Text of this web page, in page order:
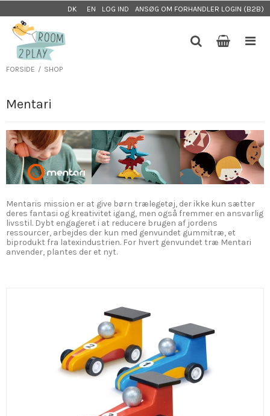
DK EN LOG IND ANSØG OM FORHANDLER LOGIN (B2B)
FORSIDE / SHOP
Mentari
Mentaris mission er at give børn trælegetøj, der ikke kun sætter
deres fantasi og kreativitet igang, men også fremmer en ansvarlig
livsstil. Dybt engageret i at reducere brugen af jordens
ressourcer, arbejdes der kun med genvundet gummitræ, et
biprodukt fra latexindustrien. For hvert genvundet træ Mentari
anvender, plantes der et nyt.